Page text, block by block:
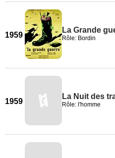
1959
La Grande
Rôle: Bordin
1959
La Nuit des
Rôle: l'homme